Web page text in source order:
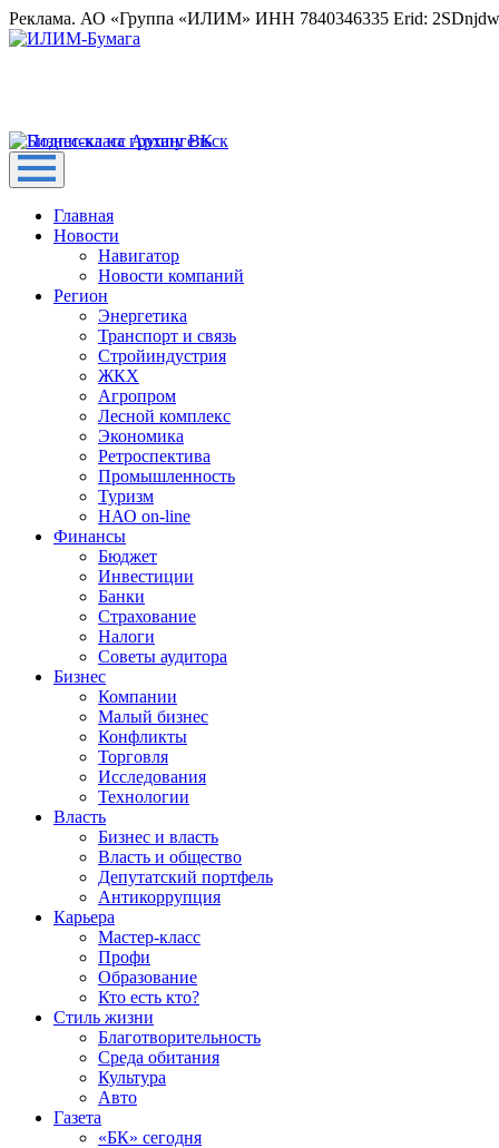
Реклама. АО «Группа «ИЛИМ» ИНН 7840346335 Erid:
Главная
Новости
Навигатор
Новости компаний
Регион
Энергетика
Транспорт и связь
Стройиндустрия
ЖКХ
Агропром
Лесной комплекс
Экономика
Ретроспектива
Промышленность
Туризм
НАО on-line
Финансы
Бюджет
Инвестиции
Банки
Страхование
Налоги
Советы аудитора
Бизнес
Компании
Малый бизнес
Конфликты
Торговля
Исследования
Технологии
Власть
Бизнес и власть
Власть и общество
Депутатский портфель
Антикоррупция
Карьера
Мастер-класс
Профи
Образование
Кто есть кто?
Стиль жизни
Благотворительность
Среда обитания
Культура
Авто
Газета
«БК» сегодня